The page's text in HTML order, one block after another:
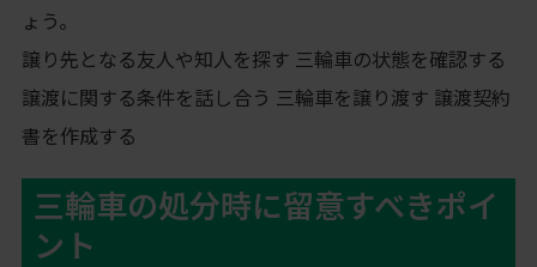
ょう。
譲り先となる友人や知人を探す 三輪車の状態を確認する
譲渡に関する条件を話し合う 三輪車を譲り渡す 譲渡契約
書を作成する
三輪車の処分時に留意すべきポイ
ント